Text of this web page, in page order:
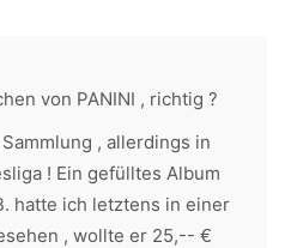
von PANINI , richtig ?
, allerdings in
! Ein gefülltes Album
hatte ich letztens in einer
, wollte er 25,-- €